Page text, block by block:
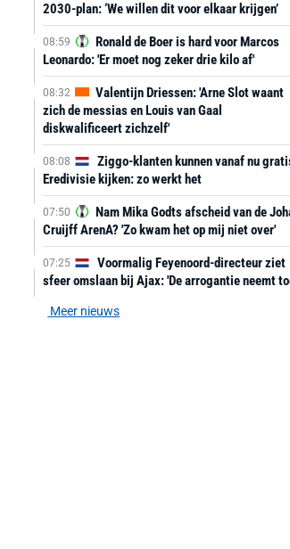
2030-plan: ‘We willen dit voor elkaar krijgen’
08:59
Ronald de Boer is hard voor Marcos
Leonardo: 'Er moet nog zeker drie kilo af'
08:32
Valentijn Driessen: 'Arne Slot waant
zich de messias en Louis van Gaal
diskwalificeert zichzelf'
08:08
Ziggo-klanten kunnen vanaf nu
Eredivisie kijken: zo werkt het
07:50
Nam Mika Godts afscheid van de
Cruijff ArenA? 'Zo kwam het op mij niet over'
07:25
Voormalig Feyenoord-directeur ziet
sfeer omslaan bij Ajax: 'De arrogantie neemt
Meer nieuws